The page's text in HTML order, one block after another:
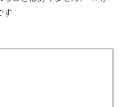
す